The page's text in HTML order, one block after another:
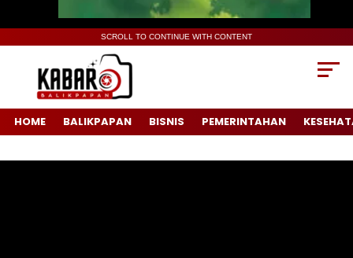
SCROLL TO CONTINUE WITH CONTENT
HOME BALIKPAPAN BISNIS PEMERINTAHAN